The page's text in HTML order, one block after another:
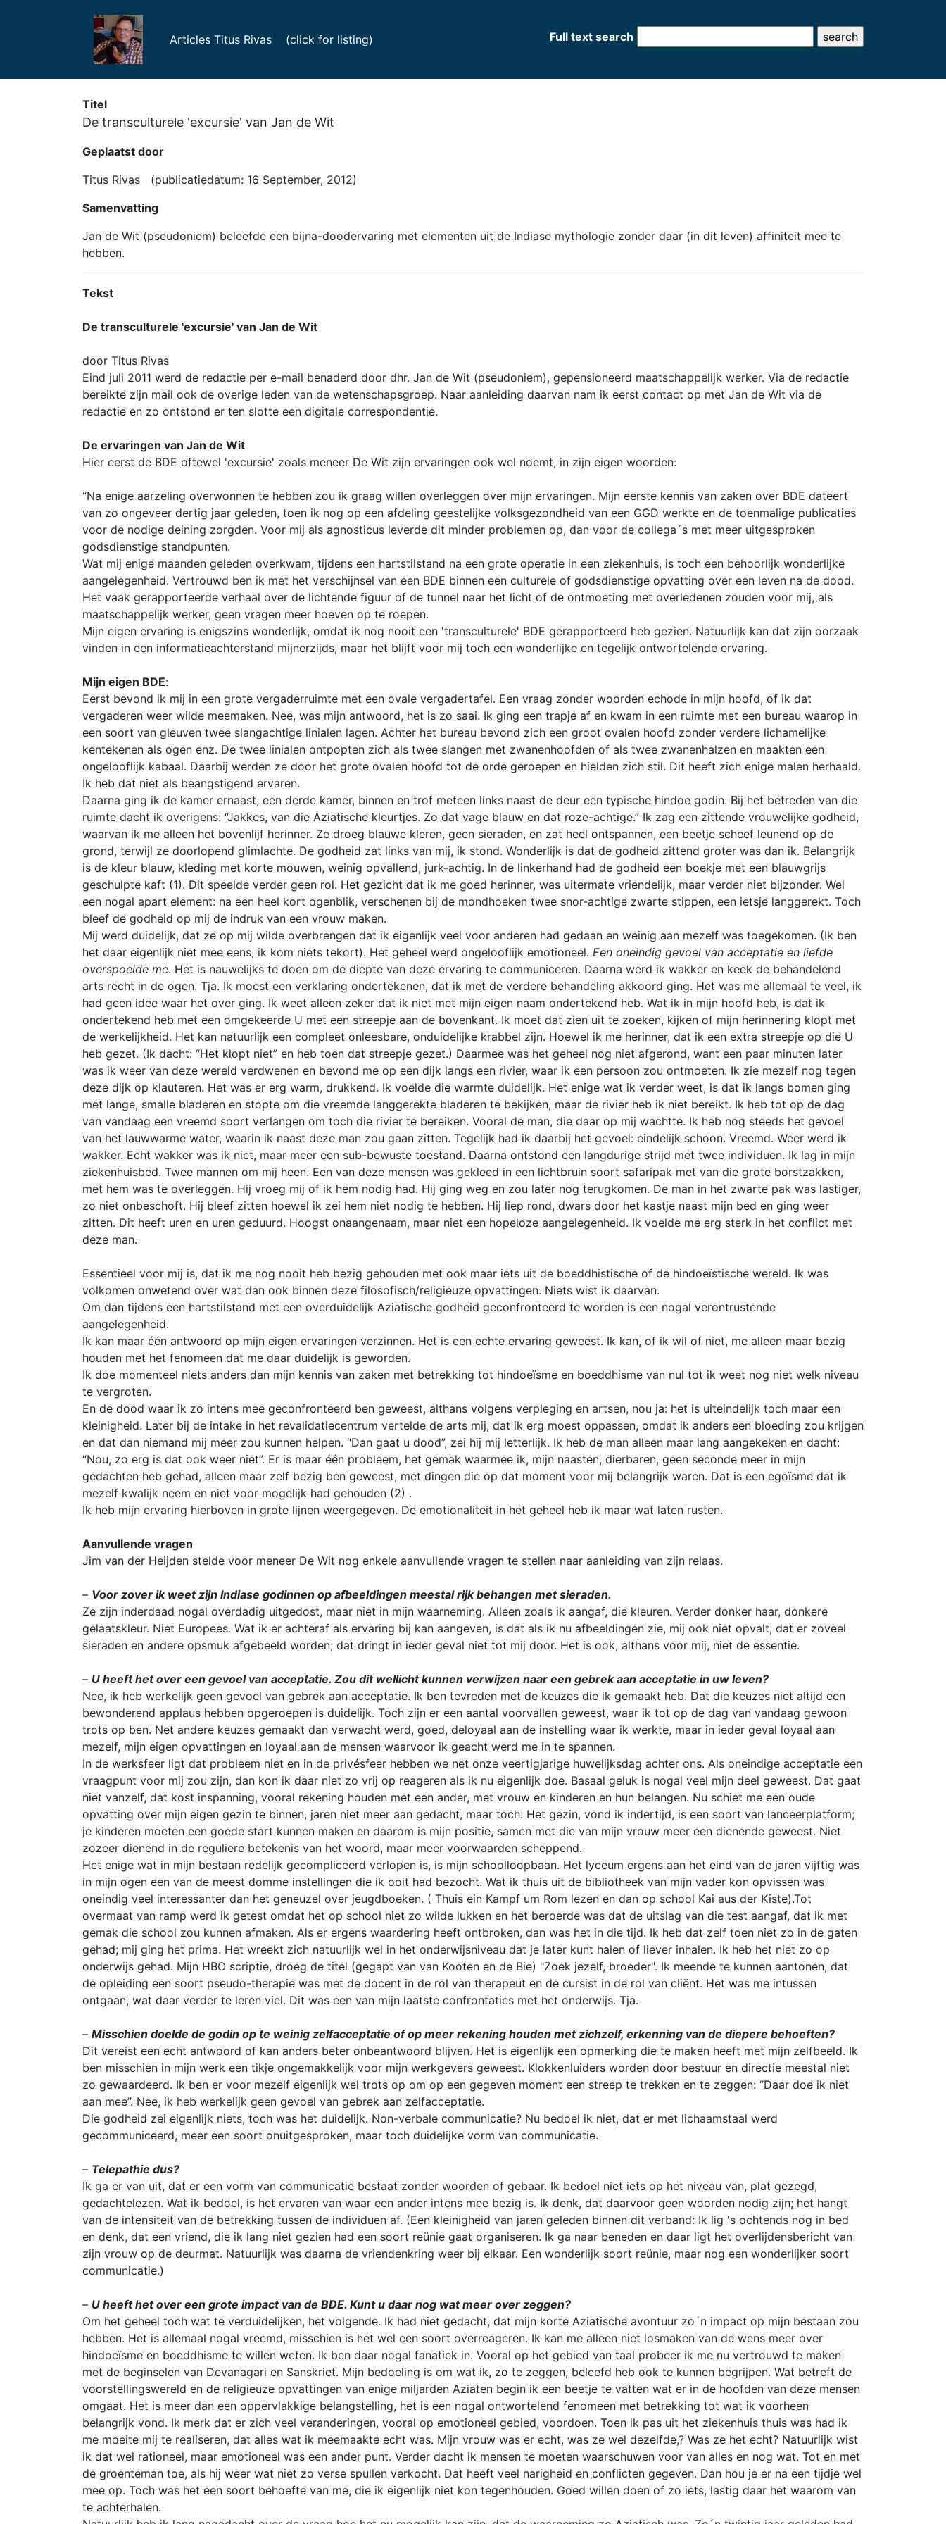
Articles Titus Rivas (click for listing) Full text search
Titel
De transculturele 'excursie' van Jan de Wit
Geplaatst door
Titus Rivas (publicatiedatum: 16 September, 2012)
Samenvatting
Jan de Wit (pseudoniem) beleefde een bijna-doodervaring met elementen uit de Indiase mythologie zonder daar (in dit leven) affiniteit mee te
hebben.
Tekst
De transculturele 'excursie' van Jan de Wit
door Titus Rivas
Eind juli 2011 werd de redactie per e-mail benaderd door dhr. Jan de Wit (pseudoniem), gepensioneerd maatschappelijk werker. Via de redactie
bereikte zijn mail ook de overige leden van de wetenschapsgroep. Naar aanleiding daarvan nam ik eerst contact op met Jan de Wit via de
redactie en zo ontstond er ten slotte een digitale correspondentie.
De ervaringen van Jan de Wit
Hier eerst de BDE oftewel 'excursie' zoals meneer De Wit zijn ervaringen ook wel noemt, in zijn eigen woorden:
“Na enige aarzeling overwonnen te hebben zou ik graag willen overleggen over mijn ervaringen. Mijn eerste kennis van zaken over BDE dateert
van zo ongeveer dertig jaar geleden, toen ik nog op een afdeling geestelijke volksgezondheid van een GGD werkte en de toenmalige publicaties
voor de nodige deining zorgden. Voor mij als agnosticus leverde dit minder problemen op, dan voor de collega´s met meer uitgesproken
godsdienstige standpunten.
Wat mij enige maanden geleden overkwam, tijdens een hartstilstand na een grote operatie in een ziekenhuis, is toch een behoorlijk wonderlijke
aangelegenheid. Vertrouwd ben ik met het verschijnsel van een BDE binnen een culturele of godsdienstige opvatting over een leven na de dood.
Het vaak gerapporteerde verhaal over de lichtende figuur of de tunnel naar het licht of de ontmoeting met overledenen zouden voor mij, als
maatschappelijk werker, geen vragen meer hoeven op te roepen.
Mijn eigen ervaring is enigszins wonderlijk, omdat ik nog nooit een 'transculturele' BDE gerapporteerd heb gezien. Natuurlijk kan dat zijn oorzaak
vinden in een informatieachterstand mijnerzijds, maar het blijft voor mij toch een wonderlijke en tegelijk ontwortelende ervaring.
Mijn eigen BDE:
Eerst bevond ik mij in een grote vergaderruimte met een ovale vergadertafel. Een vraag zonder woorden echode in mijn hoofd, of ik dat
vergaderen weer wilde meemaken. Nee, was mijn antwoord, het is zo saai. Ik ging een trapje af en kwam in een ruimte met een bureau waarop in
een soort van gleuven twee slangachtige linialen lagen. Achter het bureau bevond zich een groot ovalen hoofd zonder verdere lichamelijke
kentekenen als ogen enz. De twee linialen ontpopten zich als twee slangen met zwanenhoofden of als twee zwanenhalzen en maakten een
ongelooflijk kabaal. Daarbij werden ze door het grote ovalen hoofd tot de orde geroepen en hielden zich stil. Dit heeft zich enige malen herhaald.
Ik heb dat niet als beangstigend ervaren.
Daarna ging ik de kamer ernaast, een derde kamer, binnen en trof meteen links naast de deur een typische hindoe godin. Bij het betreden van die
ruimte dacht ik overigens: “Jakkes, van die Aziatische kleurtjes. Zo dat vage blauw en dat roze-achtige.” Ik zag een zittende vrouwelijke godheid,
waarvan ik me alleen het bovenlijf herinner. Ze droeg blauwe kleren, geen sieraden, en zat heel ontspannen, een beetje scheef leunend op de
grond, terwijl ze doorlopend glimlachte. De godheid zat links van mij, ik stond. Wonderlijk is dat de godheid zittend groter was dan ik. Belangrijk
is de kleur blauw, kleding met korte mouwen, weinig opvallend, jurk-achtig. In de linkerhand had de godheid een boekje met een blauwgrijs
geschulpte kaft (1). Dit speelde verder geen rol. Het gezicht dat ik me goed herinner, was uitermate vriendelijk, maar verder niet bijzonder. Wel
een nogal apart element: na een heel kort ogenblik, verschenen bij de mondhoeken twee snor-achtige zwarte stippen, een ietsje langgerekt. Toch
bleef de godheid op mij de indruk van een vrouw maken.
Mij werd duidelijk, dat ze op mij wilde overbrengen dat ik eigenlijk veel voor anderen had gedaan en weinig aan mezelf was toegekomen. (Ik ben
het daar eigenlijk niet mee eens, ik kom niets tekort). Het geheel werd ongelooflijk emotioneel. Een oneindig gevoel van acceptatie en liefde
overspoelde me. Het is nauwelijks te doen om de diepte van deze ervaring te communiceren. Daarna werd ik wakker en keek de behandelend
arts recht in de ogen. Tja. Ik moest een verklaring ondertekenen, dat ik met de verdere behandeling akkoord ging. Het was me allemaal te veel, ik
had geen idee waar het over ging. Ik weet alleen zeker dat ik niet met mijn eigen naam ondertekend heb. Wat ik in mijn hoofd heb, is dat ik
ondertekend heb met een omgekeerde U met een streepje aan de bovenkant. Ik moet dat zien uit te zoeken, kijken of mijn herinnering klopt met
de werkelijkheid. Het kan natuurlijk een compleet onleesbare, onduidelijke krabbel zijn. Hoewel ik me herinner, dat ik een extra streepje op die U
heb gezet. (Ik dacht: “Het klopt niet” en heb toen dat streepje gezet.) Daarmee was het geheel nog niet afgerond, want een paar minuten later
was ik weer van deze wereld verdwenen en bevond me op een dijk langs een rivier, waar ik een persoon zou ontmoeten. Ik zie mezelf nog tegen
deze dijk op klauteren. Het was er erg warm, drukkend. Ik voelde die warmte duidelijk. Het enige wat ik verder weet, is dat ik langs bomen ging
met lange, smalle bladeren en stopte om die vreemde langgerekte bladeren te bekijken, maar de rivier heb ik niet bereikt. Ik heb tot op de dag
van vandaag een vreemd soort verlangen om toch die rivier te bereiken. Vooral de man, die daar op mij wachtte. Ik heb nog steeds het gevoel
van het lauwwarme water, waarin ik naast deze man zou gaan zitten. Tegelijk had ik daarbij het gevoel: eindelijk schoon. Vreemd. Weer werd ik
wakker. Echt wakker was ik niet, maar meer een sub-bewuste toestand. Daarna ontstond een langdurige strijd met twee individuen. Ik lag in mijn
ziekenhuisbed. Twee mannen om mij heen. Een van deze mensen was gekleed in een lichtbruin soort safaripak met van die grote borstzakken,
met hem was te overleggen. Hij vroeg mij of ik hem nodig had. Hij ging weg en zou later nog terugkomen. De man in het zwarte pak was lastiger,
zo niet onbeschoft. Hij bleef zitten hoewel ik zei hem niet nodig te hebben. Hij liep rond, dwars door het kastje naast mijn bed en ging weer
zitten. Dit heeft uren en uren geduurd. Hoogst onaangenaam, maar niet een hopeloze aangelegenheid. Ik voelde me erg sterk in het conflict met
deze man.
Essentieel voor mij is, dat ik me nog nooit heb bezig gehouden met ook maar iets uit de boeddhistische of de hindoeïstische wereld. Ik was
volkomen onwetend over wat dan ook binnen deze filosofisch/religieuze opvattingen. Niets wist ik daarvan.
Om dan tijdens een hartstilstand met een overduidelijk Aziatische godheid geconfronteerd te worden is een nogal verontrustende
aangelegenheid.
Ik kan maar één antwoord op mijn eigen ervaringen verzinnen. Het is een echte ervaring geweest. Ik kan, of ik wil of niet, me alleen maar bezig
houden met het fenomeen dat me daar duidelijk is geworden.
Ik doe momenteel niets anders dan mijn kennis van zaken met betrekking tot hindoeïsme en boeddhisme van nul tot ik weet nog niet welk niveau
te vergroten.
En de dood waar ik zo intens mee geconfronteerd ben geweest, althans volgens verpleging en artsen, nou ja: het is uiteindelijk toch maar een
kleinigheid. Later bij de intake in het revalidatiecentrum vertelde de arts mij, dat ik erg moest oppassen, omdat ik anders een bloeding zou krijgen
en dat dan niemand mij meer zou kunnen helpen. “Dan gaat u dood”, zei hij mij letterlijk. Ik heb de man alleen maar lang aangekeken en dacht:
“Nou, zo erg is dat ook weer niet”. Er is maar één probleem, het gemak waarmee ik, mijn naasten, dierbaren, geen seconde meer in mijn
gedachten heb gehad, alleen maar zelf bezig ben geweest, met dingen die op dat moment voor mij belangrijk waren. Dat is een egoïsme dat ik
mezelf kwalijk neem en niet voor mogelijk had gehouden (2) .
Ik heb mijn ervaring hierboven in grote lijnen weergegeven. De emotionaliteit in het geheel heb ik maar wat laten rusten.
Aanvullende vragen
Jim van der Heijden stelde voor meneer De Wit nog enkele aanvullende vragen te stellen naar aanleiding van zijn relaas.
– Voor zover ik weet zijn Indiase godinnen op afbeeldingen meestal rijk behangen met sieraden.
Ze zijn inderdaad nogal overdadig uitgedost, maar niet in mijn waarneming. Alleen zoals ik aangaf, die kleuren. Verder donker haar, donkere
gelaatskleur. Niet Europees. Wat ik er achteraf als ervaring bij kan aangeven, is dat als ik nu afbeeldingen zie, mij ook niet opvalt, dat er zoveel
sieraden en andere opsmuk afgebeeld worden; dat dringt in ieder geval niet tot mij door. Het is ook, althans voor mij, niet de essentie.
– U heeft het over een gevoel van acceptatie. Zou dit wellicht kunnen verwijzen naar een gebrek aan acceptatie in uw leven?
Nee, ik heb werkelijk geen gevoel van gebrek aan acceptatie. Ik ben tevreden met de keuzes die ik gemaakt heb. Dat die keuzes niet altijd een
bewonderend applaus hebben opgeroepen is duidelijk. Toch zijn er een aantal voorvallen geweest, waar ik tot op de dag van vandaag gewoon
trots op ben. Net andere keuzes gemaakt dan verwacht werd, goed, deloyaal aan de instelling waar ik werkte, maar in ieder geval loyaal aan
mezelf, mijn eigen opvattingen en loyaal aan de mensen waarvoor ik geacht werd me in te spannen.
In de werksfeer ligt dat probleem niet en in de privésfeer hebben we net onze veertigjarige huwelijksdag achter ons. Als oneindige acceptatie een
vraagpunt voor mij zou zijn, dan kon ik daar niet zo vrij op reageren als ik nu eigenlijk doe. Basaal geluk is nogal veel mijn deel geweest. Dat gaat
niet vanzelf, dat kost inspanning, vooral rekening houden met een ander, met vrouw en kinderen en hun belangen. Nu schiet me een oude
opvatting over mijn eigen gezin te binnen, jaren niet meer aan gedacht, maar toch. Het gezin, vond ik indertijd, is een soort van lanceerplatform;
je kinderen moeten een goede start kunnen maken en daarom is mijn positie, samen met die van mijn vrouw meer een dienende geweest. Niet
zozeer dienend in de reguliere betekenis van het woord, maar meer voorwaarden scheppend.
Het enige wat in mijn bestaan redelijk gecompliceerd verlopen is, is mijn schoolloopbaan. Het lyceum ergens aan het eind van de jaren vijftig was
in mijn ogen een van de meest domme instellingen die ik ooit had bezocht. Wat ik thuis uit de bibliotheek van mijn vader kon opvissen was
oneindig veel interessanter dan het geneuzel over jeugdboeken. ( Thuis ein Kampf um Rom lezen en dan op school Kai aus der Kiste).Tot
overmaat van ramp werd ik getest omdat het op school niet zo wilde lukken en het beroerde was dat de uitslag van die test aangaf, dat ik met
gemak die school zou kunnen afmaken. Als er ergens waardering heeft ontbroken, dan was het in die tijd. Ik heb dat zelf toen niet zo in de gaten
gehad; mij ging het prima. Het wreekt zich natuurlijk wel in het onderwijsniveau dat je later kunt halen of liever inhalen. Ik heb het niet zo op
onderwijs gehad. Mijn HBO scriptie, droeg de titel (gegapt van van Kooten en de Bie) "Zoek jezelf, broeder". Ik meende te kunnen aantonen, dat
de opleiding een soort pseudo-therapie was met de docent in de rol van therapeut en de cursist in de rol van cliënt. Het was me intussen
ontgaan, wat daar verder te leren viel. Dit was een van mijn laatste confrontaties met het onderwijs. Tja.
– Misschien doelde de godin op te weinig zelfacceptatie of op meer rekening houden met zichzelf, erkenning van de diepere behoeften?
Dit vereist een echt antwoord of kan anders beter onbeantwoord blijven. Het is eigenlijk een opmerking die te maken heeft met mijn zelfbeeld. Ik
ben misschien in mijn werk een tikje ongemakkelijk voor mijn werkgevers geweest. Klokkenluiders worden door bestuur en directie meestal niet
zo gewaardeerd. Ik ben er voor mezelf eigenlijk wel trots op om op een gegeven moment een streep te trekken en te zeggen: “Daar doe ik niet
aan mee”. Nee, ik heb werkelijk geen gevoel van gebrek aan zelfacceptatie.
Die godheid zei eigenlijk niets, toch was het duidelijk. Non-verbale communicatie? Nu bedoel ik niet, dat er met lichaamstaal werd
gecommuniceerd, meer een soort onuitgesproken, maar toch duidelijke vorm van communicatie.
– Telepathie dus?
Ik ga er van uit, dat er een vorm van communicatie bestaat zonder woorden of gebaar. Ik bedoel niet iets op het niveau van, plat gezegd,
gedachtelezen. Wat ik bedoel, is het ervaren van waar een ander intens mee bezig is. Ik denk, dat daarvoor geen woorden nodig zijn; het hangt
van de intensiteit van de betrekking tussen de individuen af. (Een kleinigheid van jaren geleden binnen dit verband: Ik lig 's ochtends nog in bed
en denk, dat een vriend, die ik lang niet gezien had een soort reünie gaat organiseren. Ik ga naar beneden en daar ligt het overlijdensbericht van
zijn vrouw op de deurmat. Natuurlijk was daarna de vriendenkring weer bij elkaar. Een wonderlijk soort reünie, maar nog een wonderlijker soort
communicatie.)
– U heeft het over een grote impact van de BDE. Kunt u daar nog wat meer over zeggen?
Om het geheel toch wat te verduidelijken, het volgende. Ik had niet gedacht, dat mijn korte Aziatische avontuur zo´n impact op mijn bestaan zou
hebben. Het is allemaal nogal vreemd, misschien is het wel een soort overreageren. Ik kan me alleen niet losmaken van de wens meer over
hindoeïsme en boeddhisme te willen weten. Ik ben daar nogal fanatiek in. Vooral op het gebied van taal probeer ik me nu vertrouwd te maken
met de beginselen van Devanagari en Sanskriet. Mijn bedoeling is om wat ik, zo te zeggen, beleefd heb ook te kunnen begrijpen. Wat betreft de
voorstellingswereld en de religieuze opvattingen van enige miljarden Aziaten begin ik een beetje te vatten wat er in de hoofden van deze mensen
omgaat. Het is meer dan een oppervlakkige belangstelling, het is een nogal ontwortelend fenomeen met betrekking tot wat ik voorheen
belangrijk vond. Ik merk dat er zich veel veranderingen, vooral op emotioneel gebied, voordoen. Toen ik pas uit het ziekenhuis thuis was had ik
me moeite mij te realiseren, dat alles wat ik meemaakte echt was. Mijn vrouw was er echt, was ze wel dezelfde,? Was ze het echt? Natuurlijk wist
ik dat wel rationeel, maar emotioneel was een ander punt. Verder dacht ik mensen te moeten waarschuwen voor van alles en nog wat. Tot en met
de groenteman toe, als hij weer wat niet zo verse spullen verkocht. Dat heeft veel narigheid en conflicten gegeven. Dan hou je er na een tijdje wel
mee op. Toch was het een soort behoefte van me, die ik eigenlijk niet kon tegenhouden. Goed willen doen of zo iets, lastig daar het waarom van
te achterhalen.